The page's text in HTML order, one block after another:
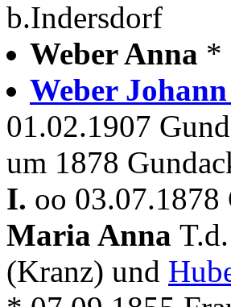
b.Indersdorf
Weber Anna *
Weber Johann
01.02.1907
um 1878
I. oo
Maria Anna T.d.
(Kranz) und